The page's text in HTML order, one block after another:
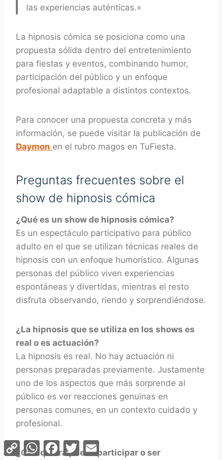
las experiencias auténticas.»
La hipnosis cómica se posiciona como una
propuesta sólida dentro del entretenimiento
para fiestas y eventos, combinando humor,
participación del público y un enfoque
profesional adaptable a distintos contextos.
Para conocer una propuesta concreta y más
información, se puede visitar la publicación de
Daymon en el rubro magos en TuFiesta.
Preguntas frecuentes sobre el
show de hipnosis cómica
¿Qué es un show de hipnosis cómica?
Es un espectáculo participativo para público
adulto en el que se utilizan técnicas reales de
hipnosis con un enfoque humorístico. Algunas
personas del público viven experiencias
espontáneas y divertidas, mientras el resto
disfruta observando, riendo y sorprendiéndose.
¿La hipnosis que se utiliza en los shows es
real o es actuación?
La hipnosis es real. No hay actuación ni
personas preparadas previamente. Justamente
uno de los aspectos que más sorprende al
público es ver reacciones genuinas en
personas comunes, en un contexto cuidado y
profesional.
¿Cualquiera puede participar o ser
Copy
Link
WhatsAppFacebook
Twitter